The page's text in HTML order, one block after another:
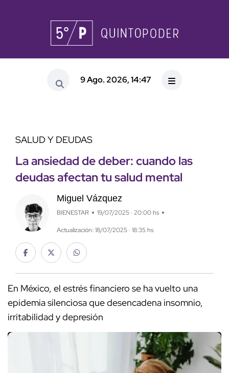
9 Ago. 2026, 14:47
SALUD Y DEUDAS
La ansiedad de deber: cuando las
deudas afectan tu salud mental
Miguel Vázquez
BIENESTAR 19/07/2025 · 20:00 hs
Actualización: 18/07/2025 · 18:35 hs
En México, el estrés financiero se ha vuelto una
epidemia silenciosa que desencadena insomnio,
irritabilidad y depresión